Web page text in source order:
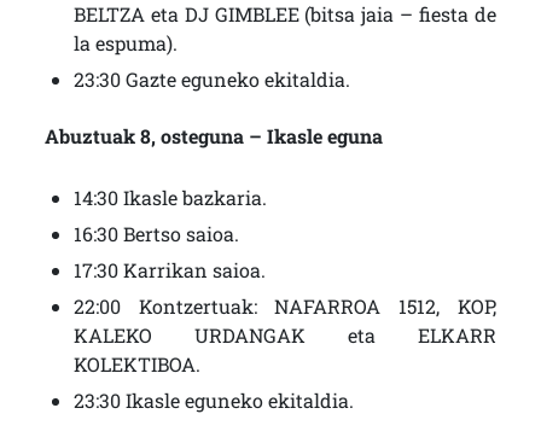
BELTZA eta DJ GIMBLEE (bitsa jaia – fiesta de
la espuma).
23:30 Gazte eguneko ekitaldia.
Abuztuak 8, osteguna – Ikasle eguna
14:30 Ikasle bazkaria.
16:30 Bertso saioa.
17:30 Karrikan saioa.
22:00 Kontzertuak: NAFARROA 1512, KOP,
KALEKO URDANGAK eta ELKARR
KOLEKTIBOA.
23:30 Ikasle eguneko ekitaldia.